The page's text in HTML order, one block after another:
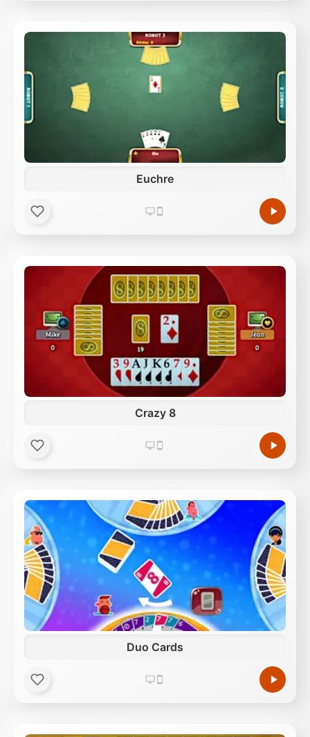
Euchre
Crazy 8
Duo Cards